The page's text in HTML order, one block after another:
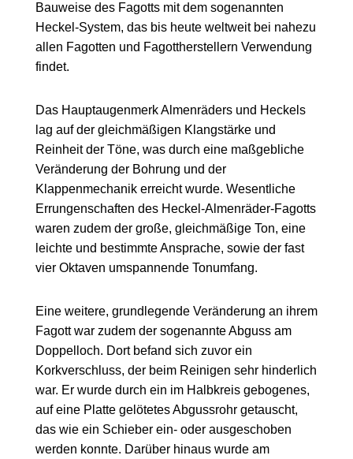
Bauweise des Fagotts mit dem sogenannten
Heckel-System, das bis heute weltweit bei nahezu
allen Fagotten und Fagottherstellern Verwendung
findet.
Das Hauptaugenmerk Almenräders und Heckels
lag auf der gleichmäßigen Klangstärke und
Reinheit der Töne, was durch eine maßgebliche
Veränderung der Bohrung und der
Klappenmechanik erreicht wurde. Wesentliche
Errungenschaften des Heckel-Almenräder-Fagotts
waren zudem der große, gleichmäßige Ton, eine
leichte und bestimmte Ansprache, sowie der fast
vier Oktaven umspannende Tonumfang.
Eine weitere, grundlegende Veränderung an ihrem
Fagott war zudem der sogenannte Abguss am
Doppelloch. Dort befand sich zuvor ein
Korkverschluss, der beim Reinigen sehr hinderlich
war. Er wurde durch ein im Halbkreis gebogenes,
auf eine Platte gelötetes Abgussrohr getauscht,
das wie ein Schieber ein- oder ausgeschoben
werden konnte. Darüber hinaus wurde am